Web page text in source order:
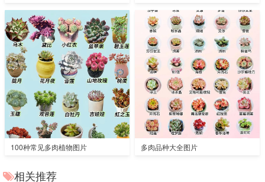
100种常见多肉植物图片 多肉品种大全图片
相关推荐